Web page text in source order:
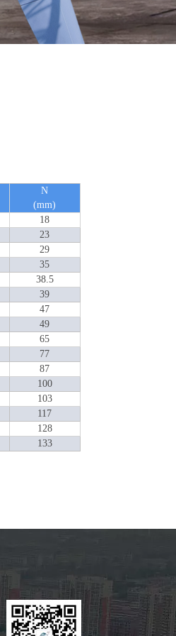
N
(mm)
18
23
29
35
38.5
39
47
49
65
77
87
100
103
117
128
133